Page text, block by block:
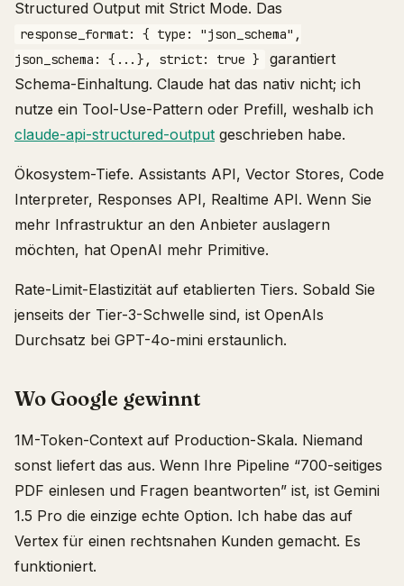
Structured Output mit Strict Mode. Das
response_format: { type: "json_schema",
json_schema: {...}, strict: true }
garantiert
Schema-Einhaltung. Claude hat das nativ nicht; ich
nutze ein Tool-Use-Pattern oder Prefill, weshalb ich
claude-api-structured-output geschrieben habe.
Ökosystem-Tiefe. Assistants API, Vector Stores, Code
Interpreter, Responses API, Realtime API. Wenn Sie
mehr Infrastruktur an den Anbieter auslagern
möchten, hat OpenAI mehr Primitive.
Rate-Limit-Elastizität auf etablierten Tiers. Sobald Sie
jenseits der Tier-3-Schwelle sind, ist OpenAIs
Durchsatz bei GPT-4o-mini erstaunlich.
Wo Google gewinnt
1M-Token-Context auf Production-Skala. Niemand
sonst liefert das aus. Wenn Ihre Pipeline “700-seitiges
PDF einlesen und Fragen beantworten” ist, ist Gemini
1.5 Pro die einzige echte Option. Ich habe das auf
Vertex für einen rechtsnahen Kunden gemacht. Es
funktioniert.